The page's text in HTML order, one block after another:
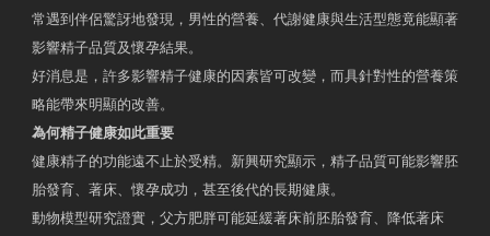
常遇到伴侶驚訝地發現，男性的營養、代謝健康與生活型態竟能顯著
影響精子品質及懷孕結果。
好消息是，許多影響精子健康的因素皆可改變，而具針對性的營養策
略能帶來明顯的改善。
為何精子健康如此重要
健康精子的功能遠不止於受精。新興研究顯示，精子品質可能影響胚
胎發育、著床、懷孕成功，甚至後代的長期健康。
動物模型研究證實，父方肥胖可能延緩著床前胚胎發育、降低著床